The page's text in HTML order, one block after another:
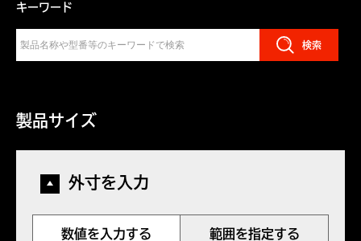
キーワード
検索
製品サイズ
外寸を入力
数値を入力する 範囲を指定する